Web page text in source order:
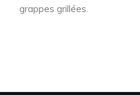
grappes grillées.